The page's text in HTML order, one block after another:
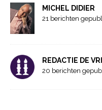
MICHEL DIDIER
21 berichten
REDACTIE DE
20 berichten